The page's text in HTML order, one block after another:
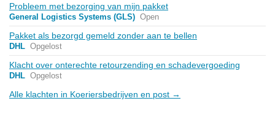
Probleem met bezorging van mijn pakket
General Logistics Systems (GLS) Open
Pakket als bezorgd gemeld zonder aan te bellen
DHL Opgelost
Klacht over onterechte retourzending en schadevergoeding
DHL Opgelost
Alle klachten in Koeriersbedrijven en post →